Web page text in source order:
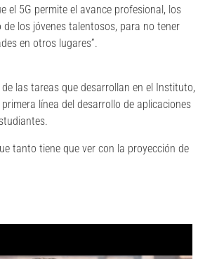
el 5G permite el avance profesional, los
los jóvenes talentosos, para no tener
en otros lugares”.
las tareas que desarrollan en el Instituto,
línea del desarrollo de aplicaciones
tanto tiene que ver con la proyección de